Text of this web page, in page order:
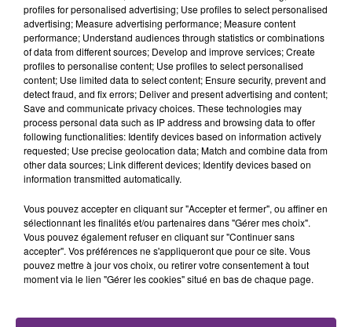
23h00
23h00
ALEX WARREN
Fever Dream
22h58
22h58
DJ GOJA & JASON DERULO &
22h55
22h55 22h51
22h51
profiles for personalised advertising; Use profiles to select personalised
advertising; Measure advertising performance; Measure content
performance; Understand audiences through statistics or combinations
of data from different sources; Develop and improve services; Create
profiles to personalise content; Use profiles to select personalised
content; Use limited data to select content; Ensure security, prevent and
detect fraud, and fix errors; Deliver and present advertising and content;
Save and communicate privacy choices. These technologies may
process personal data such as IP address and browsing data to offer
following functionalities: Identify devices based on information actively
requested; Use precise geolocation data; Match and combine data from
other data sources; Link different devices; Identify devices based on
information transmitted automatically.
Vous pouvez accepter en cliquant sur "Accepter et fermer", ou affiner en
sélectionnant les finalités et/ou partenaires dans "Gérer mes choix".
Vous pouvez également refuser en cliquant sur "Continuer sans
accepter". Vos préférences ne s'appliqueront que pour ce site. Vous
pouvez mettre à jour vos choix, ou retirer votre consentement à tout
moment via le lien "Gérer les cookies" situé en bas de chaque page.